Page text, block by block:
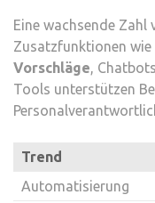
Eine wachsende
Zusatzfunktionen wie
Vorschläge,
Tools unterstützen
Trend
Automatisierung